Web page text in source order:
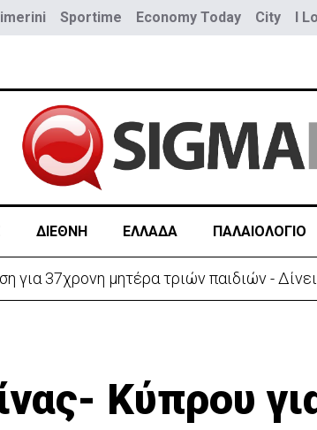
Sportime Economy Today City I
ΔΙΕΘΝΗ ΕΛΛΑΔΑ ΠΑΛΑΙΟΛΟΓΙΟ
Συγκρούστηκαν δύο τραμ - Τουλάχιστον
Κύπρου